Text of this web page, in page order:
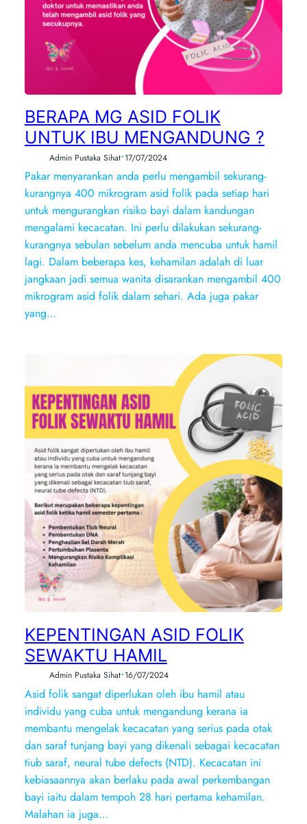
BERAPA MG ASID FOLIK
UNTUK IBU MENGANDUNG ?
Admin Pustaka Sihat•17/07/2024
Pakar menyarankan anda perlu mengambil sekurang-
kurangnya 400 mikrogram asid folik pada setiap hari
untuk mengurangkan risiko bayi dalam kandungan
mengalami kecacatan. Ini perlu dilakukan sekurang-
kurangnya sebulan sebelum anda mencuba untuk hamil
lagi. Dalam beberapa kes, kehamilan adalah di luar
jangkaan jadi semua wanita disarankan mengambil 400
mikrogram asid folik dalam sehari. Ada juga pakar
yang…
KEPENTINGAN ASID FOLIK
SEWAKTU HAMIL
Admin Pustaka Sihat•16/07/2024
Asid folik sangat diperlukan oleh ibu hamil atau
individu yang cuba untuk mengandung kerana ia
membantu mengelak kecacatan yang serius pada otak
dan saraf tunjang bayi yang dikenali sebagai kecacatan
tiub saraf, neural tube defects (NTD). Kecacatan ini
kebiasaannya akan berlaku pada awal perkembangan
bayi iaitu dalam tempoh 28 hari pertama kehamilan.
Malahan ia juga…